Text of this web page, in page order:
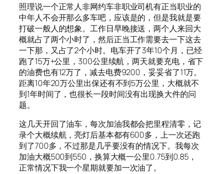
照理说一个正常人非网约车非职业司机有正当职业的
中年人不会开那么多车吧，应该是的，但是我就是要
打破一般人的想象。工作日早晚接送，两个人来回大
概就占了两个小时了，然后正当工作需要去一下这去
一下那，又占了2个小时。电车开了3年10个月，已经
跑了15万+公里，300公里续航，两天就要充电，省下
的油费也有12万了，减去电费9200，妥妥省了11万。
距离10年20万公里出保还有不到5万公里，大概就不
到1年时间了，也很长一段时间没有出现换大件的问
题。
这几天开回了油车，每次加油我都会把里程清零，记
录个大概续航，亮灯后基本都有600多，上一次还跑
到了700多，不过那是几乎要没有的情况下。我每次
加油大概500到550，换算大概一公里0.75到0.85，
正常情况下我一个星期就要加一次油了。